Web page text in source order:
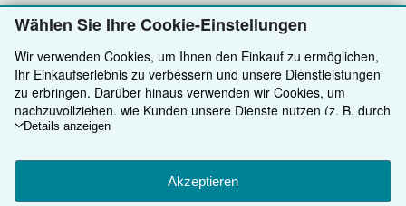
Wählen Sie Ihre Cookie-Einstellungen
Wir verwenden Cookies, um Ihnen den Einkauf zu ermöglichen,
Ihr Einkaufserlebnis zu verbessern und unsere Dienstleistungen
zu erbringen. Darüber hinaus verwenden wir Cookies, um
nachzuvollziehen, wie Kunden unsere Dienste nutzen (z. B. durch
die Erfassung von Website-Besuchen), sodass wir Optimierungen
Cookies von Drittanbietern ein, um in Anzeigen relevante Inhalte
darzustellen und die Effizienz von Anzeigen zu ermitteln. Wählen
Sie „Ablehnen" aus, um abzulehnen, oder „Personalisieren", um
Details anzeigen
Akzeptieren
ZURÜCK NACH OBEN
Kaufen
Detailsuche
Anbieten